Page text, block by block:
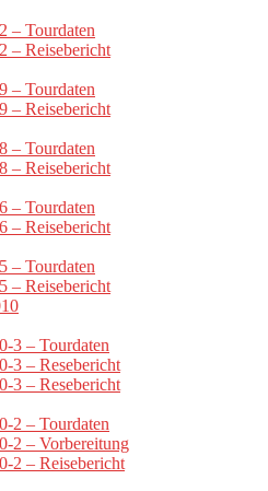
– Tourdaten
– Reisebericht
– Tourdaten
– Reisebericht
– Tourdaten
– Reisebericht
– Tourdaten
– Reisebericht
– Tourdaten
– Reisebericht
3 – Tourdaten
3 – Resebericht
3 – Resebericht
2 – Tourdaten
2 – Vorbereitung
2 – Reisebericht